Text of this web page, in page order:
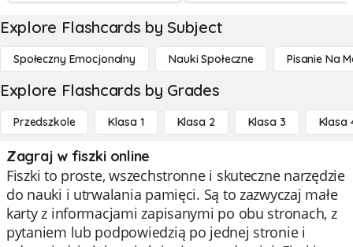
Explore Flashcards by Subject
Społeczny Emocjonalny Nauki Społeczne Pisanie Na
Explore Flashcards by Grades
Przedszkole Klasa 1 Klasa 2 Klasa 3 Klasa
Zagraj w fiszki online
Fiszki to proste, wszechstronne i skuteczne narzędzie
do nauki i utrwalania pamięci. Są to zazwyczaj małe
karty z informacjami zapisanymi po obu stronach, z
pytaniem lub podpowiedzią po jednej stronie i